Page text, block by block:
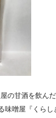
の甘酒を飲ん
味噌屋『くらし